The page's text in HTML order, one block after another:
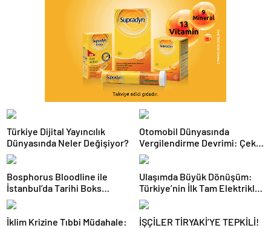
Türkiye Dijital Yayıncılık
Dünyasında Neler Değişiyor?
Otomobil Dünyasında
Vergilendirme Devrimi: Çekiş
Sistemleri ve Yeni Dönem
Bosphorus Bloodline ile
İstanbul’da Tarihi Boks
Gecesi
Ulaşımda Büyük Dönüşüm:
Türkiye’nin İlk Tam Elektrikli
Akaryakıt İstasyonu Deneyimi
İklim Krizine Tıbbi Müdahale:
İŞÇİLER TİRYAKİ’YE TEPKİLİ!